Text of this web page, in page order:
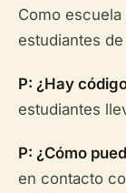
Como
estudiantes
P: ¿Hay
estudiantes
P: ¿Cómo
en contacto